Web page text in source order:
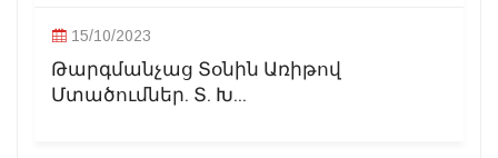
15/10/2023
Թարգմանչաց Տօնին Առիթով
Մտածումներ. Տ. Խ...